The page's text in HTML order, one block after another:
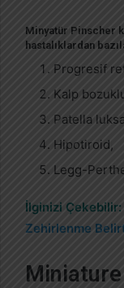
Minyatür Pinscher
hastalıklardan
Progresif
Kalp
Patella
Hipotiroid,
Legg-
İlginizi Çekebilir:
Zehirlenme